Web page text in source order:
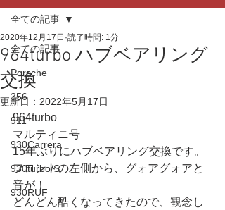
全ての記事
Porsche
356
911
930Carrera
930turbo/S
930RUF
全ての記事
964turbo ハブベアリング
交換
2020年12月17日 読了時間: 1分
更新日： 2022年5月17日
964turbo
マルティニ号
15年ぶりにハブベアリング交換です。
フロントの左側から、グォアグォアと
音が！
どんどん酷くなってきたので、観念し